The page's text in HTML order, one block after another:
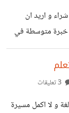
و اريد ان
متوسطة في
و لا اكمل مسيرة